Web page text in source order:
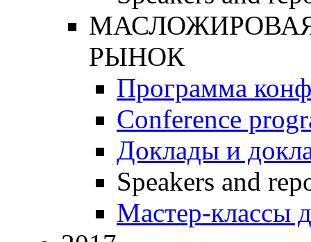
РЫНОК
Программа
Conference
Доклады и
Speakers and
Мастер-классы